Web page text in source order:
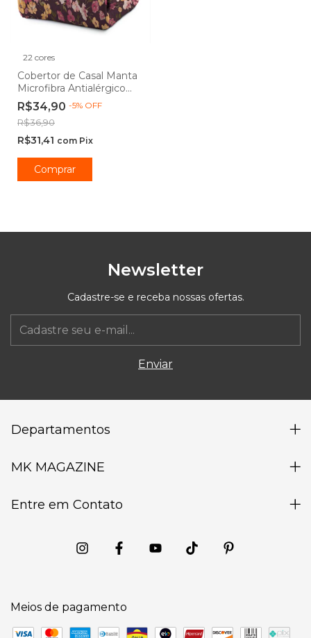
22 cores
Cobertor de Casal Manta
Microfibra Antialérgico
1,80 x 2,20m Floral -
Camesa
R$34,90 -5% OFF
R$36,90
R$31,41 com Pix
Comprar
Newsletter
Cadastre-se e receba nossas ofertas.
Departamentos
MK MAGAZINE
Entre em Contato
Meios de pagamento